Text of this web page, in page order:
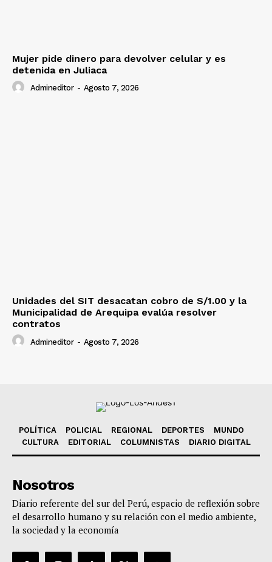
Mujer pide dinero para devolver celular y es
detenida en Juliaca
Admineditor - Agosto 7, 2026
Unidades del SIT desacatan cobro de S/1.00 y la
Municipalidad de Arequipa evalúa resolver
contratos
Admineditor - Agosto 7, 2026
POLÍTICA POLICIAL REGIONAL DEPORTES
MUNDO
CULTURA
EDITORIAL COLUMNISTAS DIARIO DIGITAL
Nosotros
Diario referente del sur del Perú, espacio de reflexión sobre
el desarrollo humano y su relación con el medio ambiente,
la sociedad y la economía